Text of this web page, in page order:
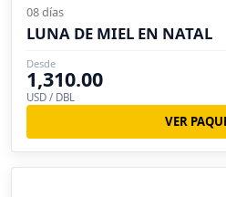
08 días
LUNA DE MIEL EN NATAL
Desde
1,310.00
USD / DBL
VER